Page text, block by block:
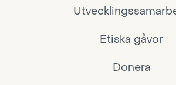
Etiska gåvor
Donera